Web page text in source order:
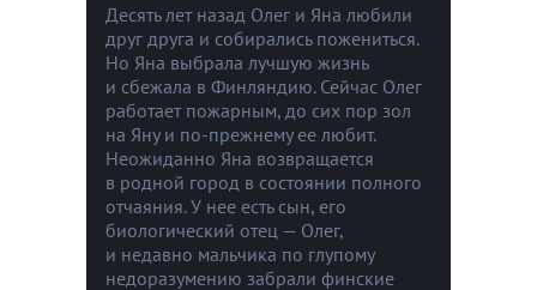
Десять лет назад Олег и Яна любили
друг друга и собирались пожениться.
Но Яна выбрала лучшую жизнь
и сбежала в Финляндию. Сейчас Олег
работает пожарным, до сих пор зол
на Яну и по-прежнему ее любит.
Неожиданно Яна возвращается
в родной город в состоянии полного
отчаяния. У нее есть сын, его
биологический отец — Олег,
и недавно мальчика по глупому
недоразумению забрали финские